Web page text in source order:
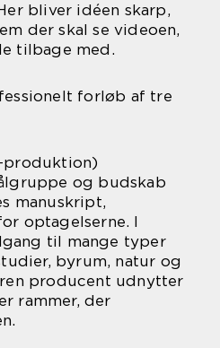
bliver idéen skarp,
der skal se videoen,
tilbage med.
forløb af tre
produktion)
og budskab
manuskript,
optagelserne. I
til mange typer
byrum, natur og
producent udnytter
rammer, der